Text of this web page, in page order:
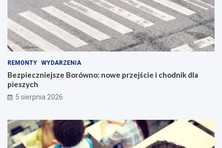
REMONTY WYDARZENIA
Bezpieczniejsze Borówno: nowe przejście i chodnik dla
pieszych
5 sierpnia 2026